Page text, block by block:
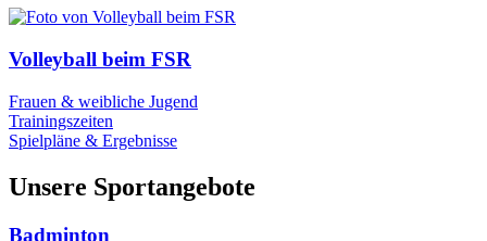
Volleyball beim FSR
Frauen & weibliche Jugend
Trainingszeiten
Spielpläne & Ergebnisse
Unsere Sportangebote
Badminton